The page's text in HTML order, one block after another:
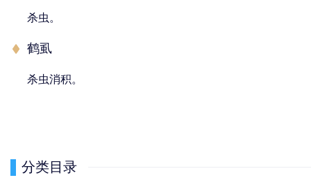
杀虫。
鹤虱
杀虫消积。
分类目录